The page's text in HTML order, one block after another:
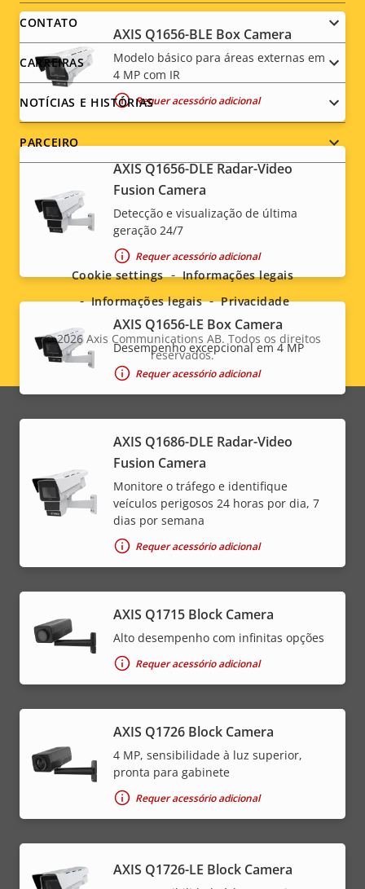
AXIS Q1656-BLE Box Camera
Modelo básico para áreas externas em
4 MP com IR
Requer acessório adicional
AXIS Q1656-DLE Radar-Video
Fusion Camera
Detecção e visualização de última
geração 24/7
Requer acessório adicional
AXIS Q1656-LE Box Camera
Desempenho excepcional em 4 MP
Requer acessório adicional
AXIS Q1686-DLE Radar-Video
Fusion Camera
Monitore o tráfego e identifique
veículos perigosos 24 horas por dia, 7
dias por semana
Requer acessório adicional
AXIS Q1715 Block Camera
Alto desempenho com infinitas opções
Requer acessório adicional
AXIS Q1726 Block Camera
4 MP, sensibilidade à luz superior,
pronta para gabinete
Requer acessório adicional
AXIS Q1726-LE Block Camera
menu
CONTATO
CARREIRAS
NOTÍCIAS E HISTÓRIAS
PARCEIRO
Social
menu
Legal
menu
© 2026Axis Communications AB. Todos os direitos
reservados.
Cookie settings
Informações legais
Informações legais
Privacidade